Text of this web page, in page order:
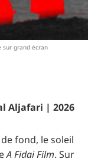
sur grand écran
Aljafari | 2026
fond, le soleil
A Fidai Film. Sur